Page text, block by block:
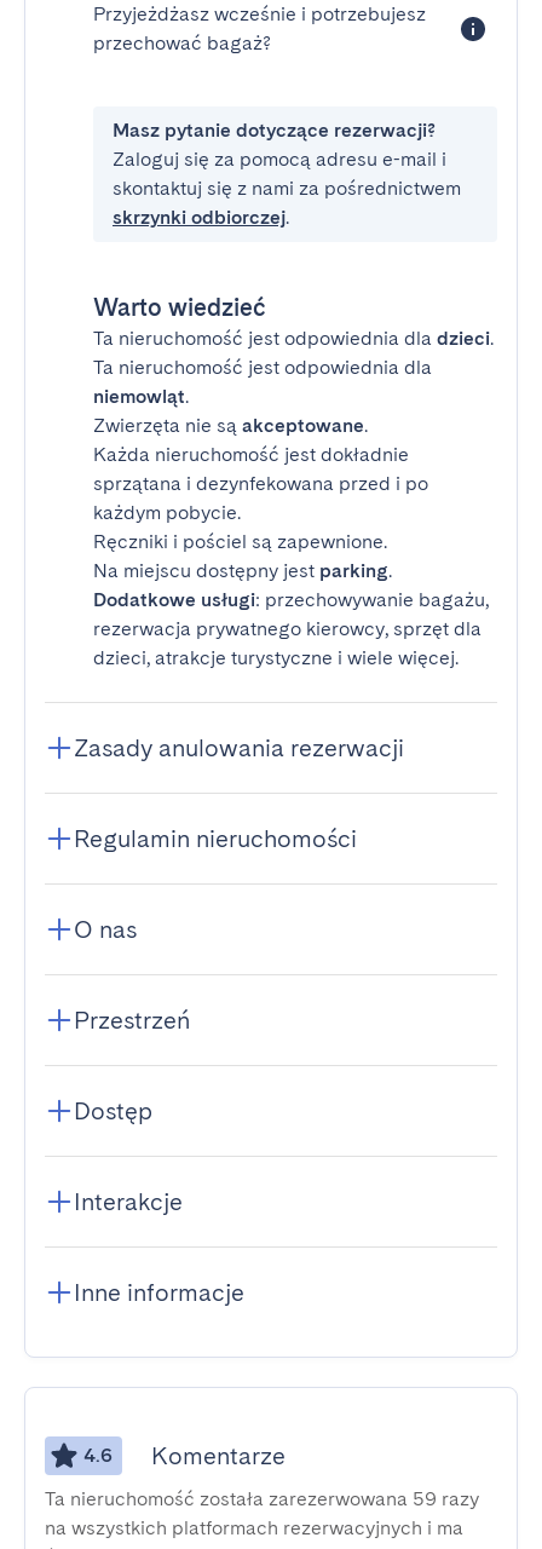
Przyjeżdżasz wcześnie i potrzebujesz
przechować bagaż?
Masz pytanie dotyczące rezerwacji?
Zaloguj się za pomocą adresu e-mail i
skontaktuj się z nami za pośrednictwem
skrzynki odbiorczej.
Warto wiedzieć
Ta nieruchomość jest odpowiednia dla dzieci.
Ta nieruchomość jest odpowiednia dla
niemowląt.
Zwierzęta nie są akceptowane.
Każda nieruchomość jest dokładnie
sprzątana i dezynfekowana przed i po
każdym pobycie.
Ręczniki i pościel są zapewnione.
Na miejscu dostępny jest parking.
Dodatkowe usługi: przechowywanie bagażu,
rezerwacja prywatnego kierowcy, sprzęt dla
dzieci, atrakcje turystyczne i wiele więcej.
Zasady anulowania rezerwacji
Regulamin nieruchomości
O nas
Przestrzeń
Dostęp
Interakcje
Inne informacje
4.6 Komentarze
Ta nieruchomość została zarezerwowana 59 razy
na wszystkich platformach rezerwacyjnych i ma